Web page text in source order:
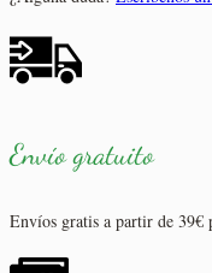
Envío gratuito
Envíos gratis a partir de 39€